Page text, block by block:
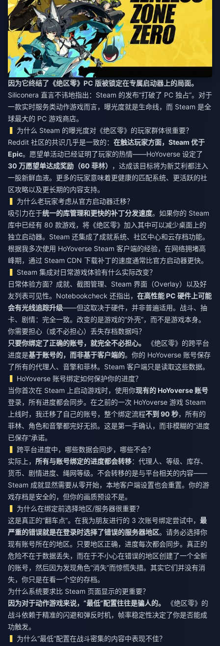
因为它终结了《绝区零》PC 版被锁定在专属启动器上的局面。
Siliconera 直言不讳地指出：Steam 的发布“打破了 PC 独占”。对于
一款实时服务类动作游戏而言，曝光度就是生命线，而 Steam 是全
球最大的 PC 游戏商店。
为什么 Steam 的曝光度对《绝区零》的玩家群体很重要？
Reddit 社区的共识几乎是一致的： 在触达玩家方面，Steam 优于
Epic。愿望单活动已经证明了玩家的热情——HoYoverse 设定了
30 万愿望单达成奖励（60 菲林）
，达成该目标将为新艾利都注入
一股新鲜血液。更多的玩家意味着更健康的匹配系统、更活跃的社
区攻略以及更长期的内容支持。
为什么老玩家考虑从官方启动器迁移？
吸引力在于统一的库管理和更快的补丁分发速度。如果你的 Steam
库中已经有 80 款游戏，将《绝区零》加入其中可以减少桌面上的
独立启动器。Steam 还集成了成就系统、社区中心和云存档功能。
根据我多次使用 HoYoverse Steam 客户端的经验，在网络拥堵高
峰期，通过 Steam CDN 下载补丁的速度通常比官方启动器更快。
Steam 集成对日常游戏体验有什么实际改变？
日常体验方面？成就、截图管理、Steam 界面（Overlay）以及好
友列表可见性。Notebookcheck 还指出， 在高性能 PC 硬件上可能
会有光线追踪升级——但这取决于硬件，并非普遍适用。战斗、抽
卡、剧情：完全一致。改变的是游戏的“外壳”，而不是游戏本身。
你需要担心（或不必担心）丢失存档数据吗？
只要你绑定了正确的账号，就完全不必担心。
《绝区零》的跨平台
进度是基于账号的，而非基于客户端的。你的 HoYoverse 账号保存
了所有的代理人、音擎和菲林。Steam 客户端只是读取这些数据。
HoYoverse 账号绑定如何保护你的进度？
当你首次在 Steam 上启动游戏时，使用你现有的 HoYoverse 账号
登录，所有进度都会同步。在之前的一次 HoYoverse 游戏 Steam
上线时，我迁移了自己的账号，整个绑定流程不到 90 秒，所有的
菲林、角色和音擎都完好无损。这是第一手确认，而非模糊的“进度
已保存”承诺。
跨平台进度中，哪些数据会同步，哪些不会？
实际上， 所有与账号绑定的进度都会转移：代理人、等级、库存、
货币、剧情进度、绳网等级。不会转移的是与平台相关的内容——
Steam 成就显然需要从零开始，本地客户端设置也会重置。你的游
戏存档是安全的，但你的画质预设不是。
为什么在绑定前选择地区/服务器很重要？
这是真正的“翻车点”。在我为朋友进行的 3 次账号绑定尝试中， 最
严重的错误就是在登录时选择了错误的服务器地区。请务必选择你
现有账号所在的地区。只要地区正确，进度每次都会同步。真正的
危险不在于数据丢失，而在于不小心在错误的地区创建了一个全新
的账号，然后因为发现角色“消失”而惊慌失措。其实它们并没有消
失，你只是在看一个空的存档。
为什么系统要求比 Steam 页面显示的更重要？
因为对于动作游戏来说，“最低”配置往往是骗人的。
《绝区零》的
战斗依赖于精准的闪避和弹反时机，帧率稳定性决定了你是否能成
功触发。
为什么“最低”配置在战斗密集的内容中表现不佳？